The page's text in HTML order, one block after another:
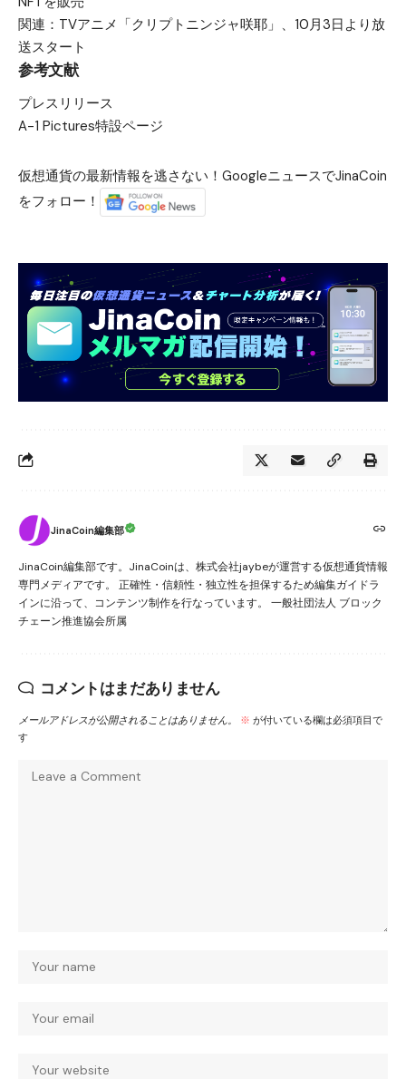
関連： TVアニメ「クリプトニンジャ咲耶」、10月3日より放
送スタート
参考文献
プレスリリース
A-1 Pictures特設ページ
仮想通貨の最新情報を逃さない！GoogleニュースでJinaCoin
をフォロー！
JinaCoin編集部
JinaCoin編集部です。JinaCoinは、株式会社jaybeが運営する仮想通貨情報
専門メディアです。 正確性・信頼性・独立性を担保するため編集ガイドラ
インに沿って、コンテンツ制作を行なっています。 一般社団法人 ブロック
チェーン推進協会所属
コメントはまだありません
メールアドレスが公開されることはありません。 ※ が付いている欄は必須項目で
す